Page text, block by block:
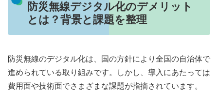
防災無線デジタル化のデメリット
とは？背景と課題を整理
防災無線のデジタル化は、国の方針により全国の自治体で
進められている取り組みです。しかし、導入にあたっては
費用面や技術面でさまざまな課題が指摘されています。